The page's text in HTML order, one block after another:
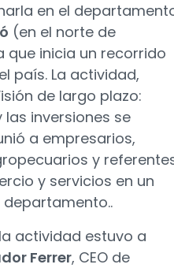
en el
(en el norte de
que inicia un recorrido
país. La actividad,
de largo plazo:
las inversiones se
a empresarios,
y
y servicios en un
actividad estuvo a
Ferrer, CEO de